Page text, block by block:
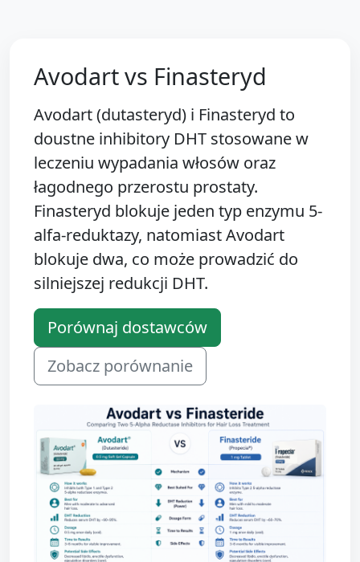
Avodart vs Finasteryd
Avodart (dutasteryd) i Finasteryd to
doustne inhibitory DHT stosowane w
leczeniu wypadania włosów oraz
łagodnego przerostu prostaty.
Finasteryd blokuje jeden typ enzymu 5-
alfa-reduktazy, natomiast Avodart
blokuje dwa, co może prowadzić do
silniejszej redukcji DHT.
Porównaj dostawców
Zobacz porównanie